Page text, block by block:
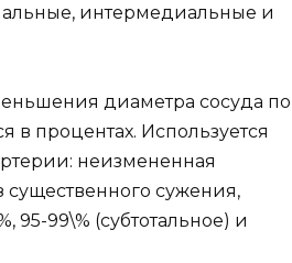
интермедиальные и
диаметра сосуда по
процентах. Используется
неизмененная
сужения,
95-99\% (субтотальное) и